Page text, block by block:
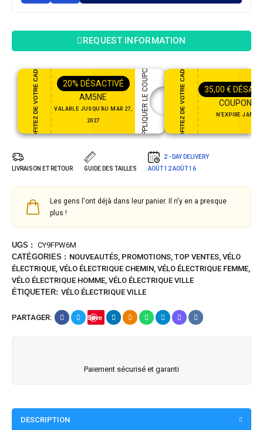
REQUEST INFORMATION
PROFITEZ DE VOTRE CADEAU 20% DÉSACTIVÉ
AM5NE
VALABLE JUSQU'AU MAR 27,
2027
APPLIQUER LE COUPON PROFITEZ DE VOTRE CADEAU 35,00 €
COUPON35
N'EXPIRE
LIVRAISON ET RETOUR GUIDE DES TAILLES
2 - DAY DELIVERY
AOÛT 12AOÛT 16
Les gens l'ont déjà dans leur panier. Il n'y en a presque
plus !
UGS : CY9FPW6M
CATÉGORIES : NOUVEAUTÉS, PROMOTIONS, TOP VENTES, VÉLO
ÉLECTRIQUE, VÉLO ÉLECTRIQUE CHEMIN, VÉLO ÉLECTRIQUE FEMME,
VÉLO ÉLECTRIQUE HOMME, VÉLO ÉLECTRIQUE VILLE
ÉTIQUETER: VÉLO ÉLECTRIQUE VILLE
PARTAGER: Save
Paiement sécurisé et garanti
DESCRIPTION